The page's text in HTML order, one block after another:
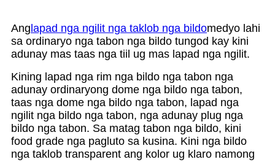
Ang lapad nga ngilit nga taklob nga bildomedyo lahi
sa ordinaryo nga tabon nga bildo tungod kay kini
adunay mas taas nga tiil ug mas lapad nga ngilit.
Kining lapad nga rim nga bildo nga tabon nga
adunay ordinaryong dome nga bildo nga tabon,
taas nga dome nga bildo nga tabon, lapad nga
ngilit nga bildo nga tabon, nga adunay plug nga
bildo nga tabon. Sa matag tabon nga bildo, kini
food grade nga pagluto sa kusina. Kini nga bildo
nga taklob transparent ang kolor ug klaro namong